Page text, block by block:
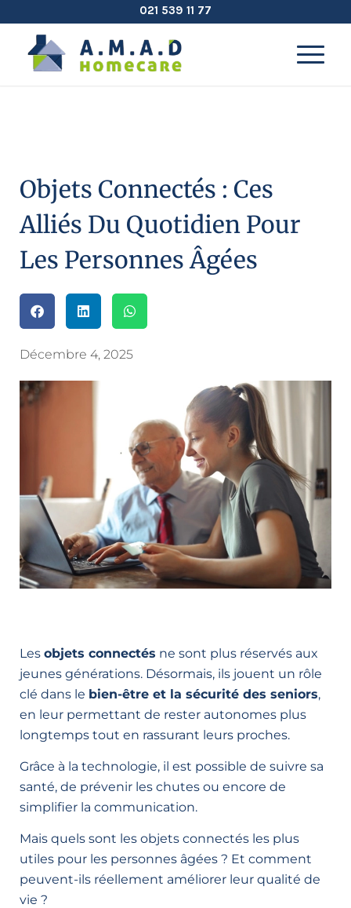
021 539 11 77
Objets Connectés : Ces
Alliés Du Quotidien Pour
Les Personnes Âgées
Décembre 4, 2025
Les objets connectés ne sont plus réservés aux
jeunes générations. Désormais, ils jouent un rôle
clé dans le bien-être et la sécurité des seniors,
en leur permettant de rester autonomes plus
longtemps tout en rassurant leurs proches.
Grâce à la technologie, il est possible de suivre sa
santé, de prévenir les chutes ou encore de
simplifier la communication.
Mais quels sont les objets connectés les plus
utiles pour les personnes âgées ? Et comment
peuvent-ils réellement améliorer leur qualité de
vie ?